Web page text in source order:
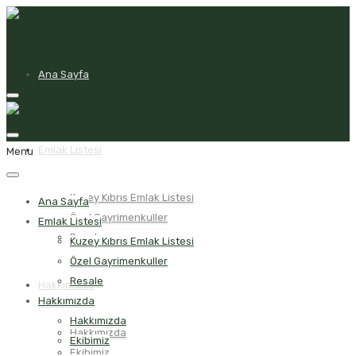
Ana Sayfa
Emlak Listesi
Kuzey Kıbrıs Emlak Listesi
Özel Gayrimenkuller
Resale
Hakkımızda
Hakkımızda
Ekibimiz
Menu
Ana Sayfa
Emlak Listesi
Kuzey Kıbrıs Emlak Listesi
Özel Gayrimenkuller
Resale
Hakkımızda
Hakkımızda
Ekibimiz